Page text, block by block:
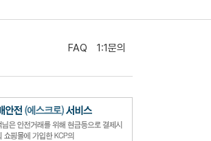
FAQ 1:1문의